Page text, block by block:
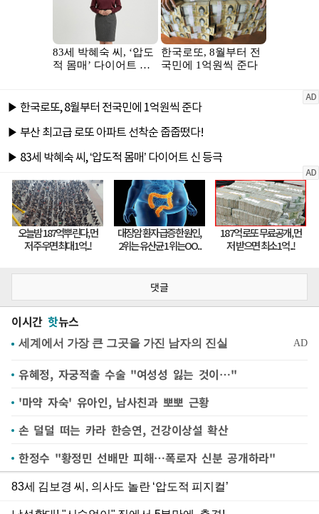
댓글
이시간 핫뉴스
유혜정, 자궁적출 수술 "여성성 잃는 것이…"
'마약 자숙' 유아인, 남사친과 뽀뽀 근황
손 덜덜 떠는 카라 한승연, 건강이상설 확산
한정수 "황정민 선배만 피해…폭로자 신분 공개하라"